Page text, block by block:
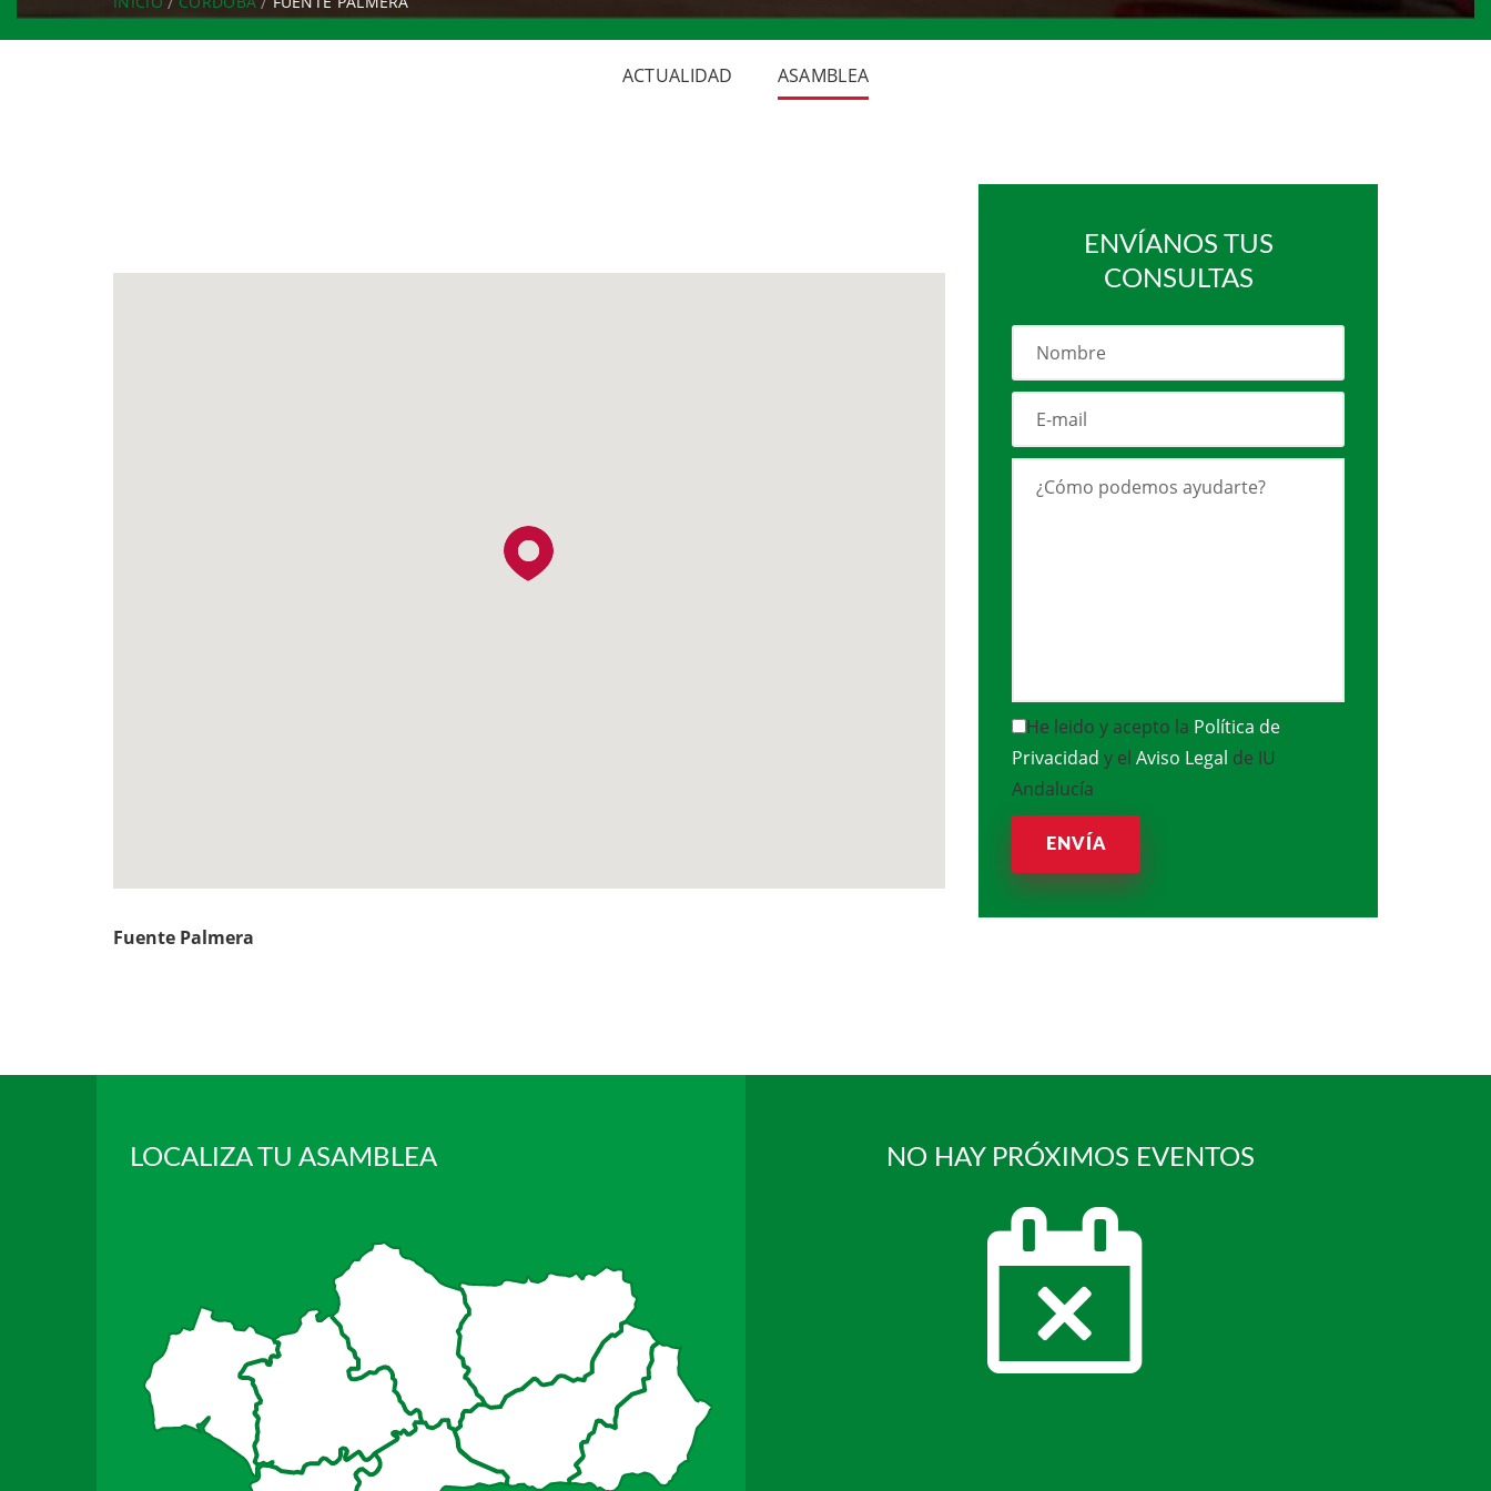
ACTUALIDAD ASAMBLEA
Fuente Palmera
ENVÍANOS TUS
CONSULTAS
He leido y acepto la Política de
Privacidad y el Aviso Legal de IU
Andalucía
ENVÍA
LOCALIZA TU ASAMBLEA NO HAY PRÓXIMOS EVENTOS